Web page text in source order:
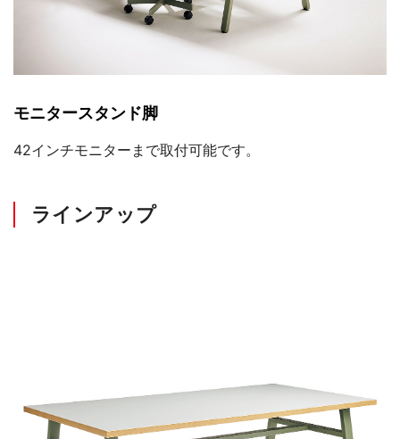
モニタースタンド脚
42インチモニターまで取付可能です。
ラインアップ